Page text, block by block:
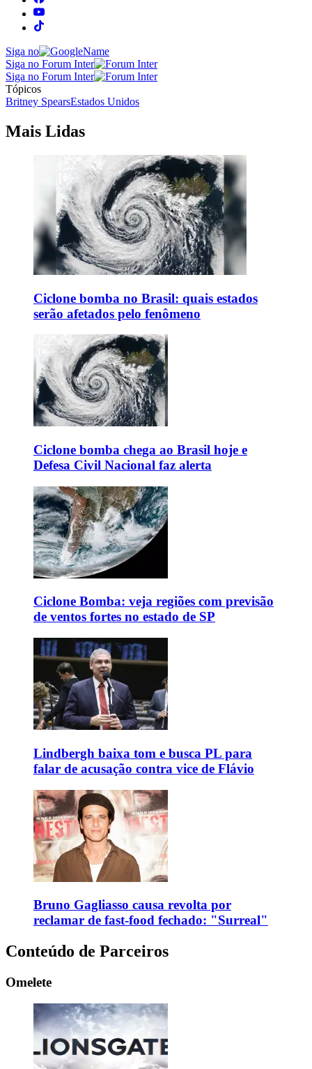
Siga no
Siga no Forum Inter
Siga no Forum Inter
Tópicos
Britney SpearsEstados Unidos
Mais Lidas
Ciclone bomba no Brasil: quais estados
serão afetados pelo fenômeno
Ciclone bomba chega ao Brasil hoje e
Defesa Civil Nacional faz alerta
Ciclone Bomba: veja regiões com previsão
de ventos fortes no estado de SP
Lindbergh baixa tom e busca PL para
falar de acusação contra vice de Flávio
Bruno Gagliasso causa revolta por
reclamar de fast-food fechado: "Surreal"
Conteúdo de Parceiros
Omelete